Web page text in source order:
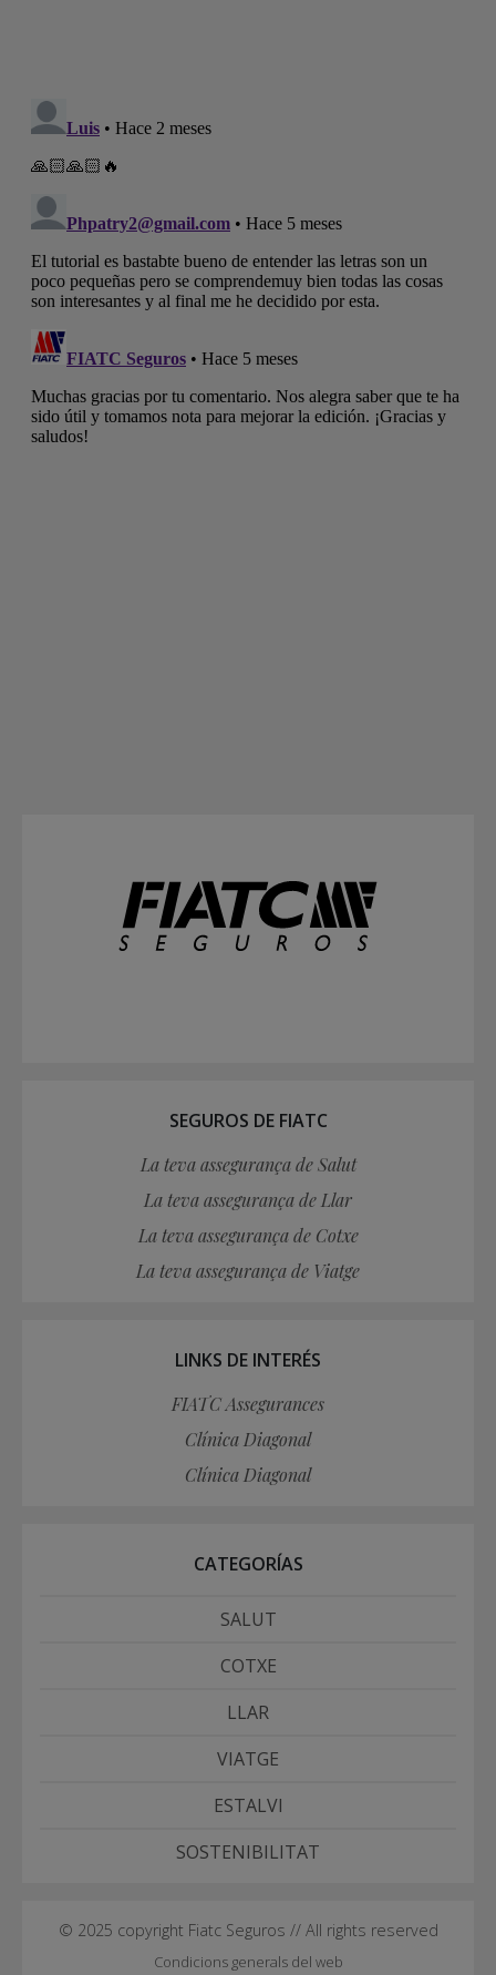
SEGUROS DE FIATC
La teva assegurança de Salut
La teva assegurança de Llar
La teva assegurança de Cotxe
La teva assegurança de Viatge
LINKS DE INTERÉS
FIATC Assegurances
Clínica Diagonal
Clínica Diagonal
CATEGORÍAS
SALUT
COTXE
LLAR
VIATGE
ESTALVI
SOSTENIBILITAT
© 2025 copyright Fiatc Seguros // All rights reserved
Condicions generals del web